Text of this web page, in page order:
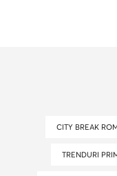
CITY BREAK
TRENDURI